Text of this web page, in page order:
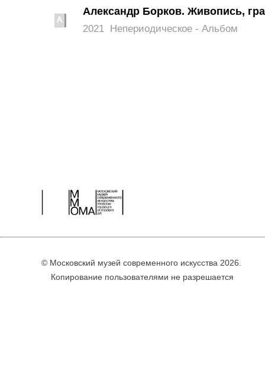
Александр Борков. Живопись,
2021 Непериодическое - Альбом
© Московский музей современного искусства 2026.
Копирование пользователями не разрешается